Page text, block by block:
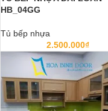
HB_04GG
Tủ bếp nhựa
2.500.000₫